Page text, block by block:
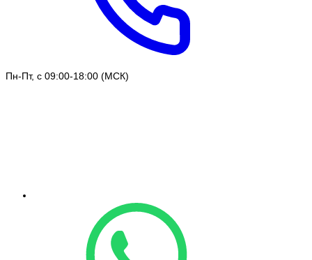
Пн-Пт, с 09:00-18:00 (МСК)